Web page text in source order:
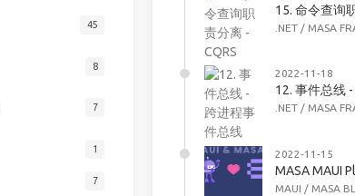
15. 命令查询
.NET/ MASA
2022-11-18
12. 事件总线
.NET/ MASA
2022-11-15
MASA MAUI
MAUI / MASA
45
8
7
1
7